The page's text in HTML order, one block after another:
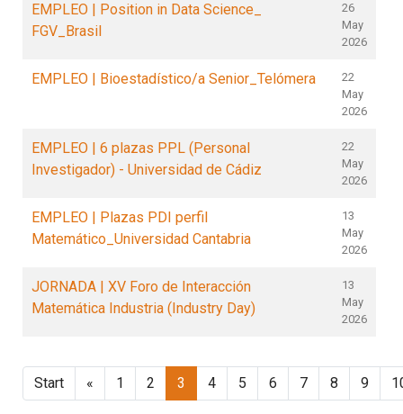
EMPLEO | Position in Data Science_
FGV_Brasil
26
May
2026
EMPLEO | Bioestadístico/a Senior_Telómera
22
May
2026
EMPLEO | 6 plazas PPL (Personal
Investigador) - Universidad de Cádiz
22
May
2026
EMPLEO | Plazas PDI perfil
Matemático_Universidad Cantabria
13
May
2026
JORNADA | XV Foro de Interacción
Matemática Industria (Industry Day)
13
May
2026
Start « 1 2 3 4 5 6 7 8 9